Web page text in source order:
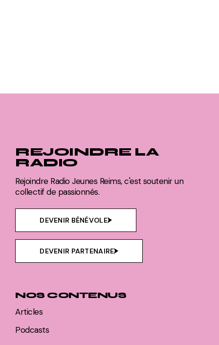
REJOINDRE LA
RADIO
Rejoindre Radio Jeunes Reims, c'est soutenir un
collectif de passionnés.
DEVENIR BÉNÉVOLE
DEVENIR PARTENAIRE
NOS CONTENUS
Articles
Podcasts